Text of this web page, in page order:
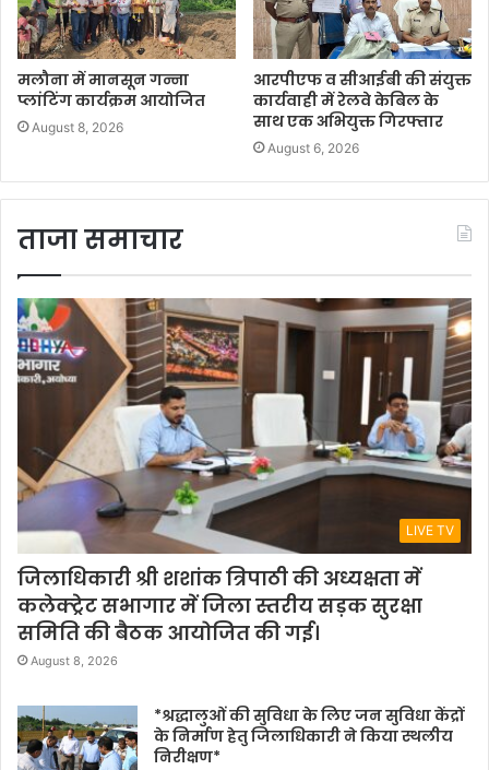
मलौना में मानसून गन्ना
प्लांटिंग कार्यक्रम आयोजित
August 8, 2026
आरपीएफ व सीआईबी की संयुक्त
कार्यवाही में रेलवे केबिल के
साथ एक अभियुक्त गिरफ्तार
August 6, 2026
ताजा समाचार
LIVE TV
जिलाधिकारी श्री शशांक त्रिपाठी की अध्यक्षता में
कलेक्ट्रेट सभागार में जिला स्तरीय सड़क सुरक्षा
समिति की बैठक आयोजित की गई।
August 8, 2026
*श्रद्धालुओं की सुविधा के लिए जन सुविधा केंद्रों
के निर्माण हेतु जिलाधिकारी ने किया स्थलीय
निरीक्षण*